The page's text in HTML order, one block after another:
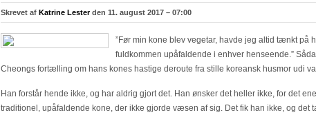
Skrevet af Katrine Lesterden 11. august 2017 – 07:00
”Før min kone blev vegetar, havde jeg altid tænkt på
fuldkommen upåfaldende i enhver henseende.”
Cheongs fortælling om hans kones hastige deroute fra stille koreansk husmor udi
Han forstår hende ikke, og har aldrig gjort det. Han ønsker det heller ikke, for det
traditionel, upåfaldende kone, der ikke gjorde væsen af sig. Det fik han ikke, og det